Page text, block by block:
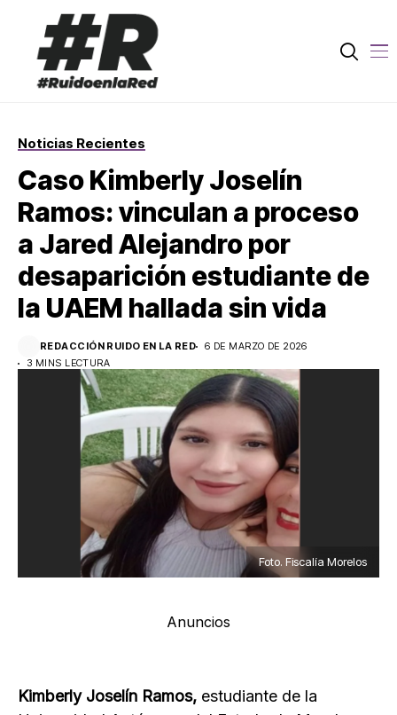
Noticias Recientes
Caso Kimberly Joselín
Ramos: vinculan a proceso
a Jared Alejandro por
desaparición estudiante de
la UAEM hallada sin vida
REDACCIÓN RUIDO EN LA RED
6 DE MARZO DE 2026
3 MINS LECTURA
Foto. Fiscalía Morelos
Anuncios
Kimberly Joselín Ramos, estudiante de la